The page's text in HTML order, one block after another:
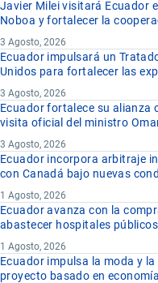
Javier Milei visitará Ecuador
Noboa y fortalecer la
3 Agosto, 2026
Ecuador impulsará un
Unidos para fortalecer las
3 Agosto, 2026
Ecuador fortalece su alianza
visita oficial del ministro
3 Agosto, 2026
Ecuador incorpora arbitraje
con Canadá bajo nuevas
1 Agosto, 2026
Ecuador avanza con la
abastecer hospitales públicos
1 Agosto, 2026
Ecuador impulsa la moda y
proyecto basado en